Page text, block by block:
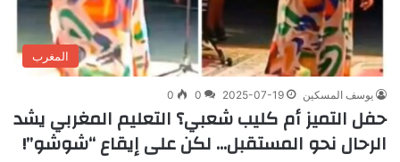
المغرب
يوسف المسكين 2025-07-19
0
0
حفل التميز أم كليب شعبي؟ التعليم المغربي يشد
الرحال نحو المستقبل… لكن على إيقاع “شوشو”!